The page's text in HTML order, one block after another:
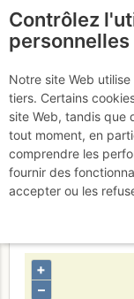
La
-
9 février 2013
+
–
Contrôlez
personnelles
Notre site Web
tiers. Certains
site Web, tandis que
tout moment, en
comprendre les
fournir des
accepter ou les